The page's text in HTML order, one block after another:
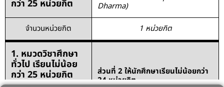
กว่า 25 หน่วยกิต
Dharma)
จำนวนหน่วยกิต
1 หน่วยกิต
1. หมวดวิชาศึกษา
ทั่วไป เรียนไม่น้อย
กว่า 25 หน่วยกิต ส่วนที่ 2 ให้นักศึกษาเรียนไม่น้อยกว่า
24 หน่วยกิต